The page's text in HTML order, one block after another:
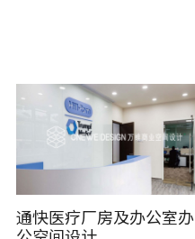
通快医疗厂房及办公室办